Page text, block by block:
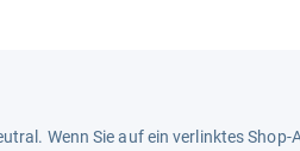
Wenn Sie auf ein verlinktes